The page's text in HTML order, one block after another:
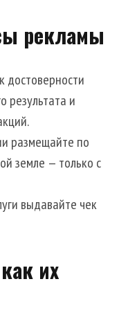
рекламы
достоверности
результата и
размещайте по
земле — только с
выдавайте чек
их